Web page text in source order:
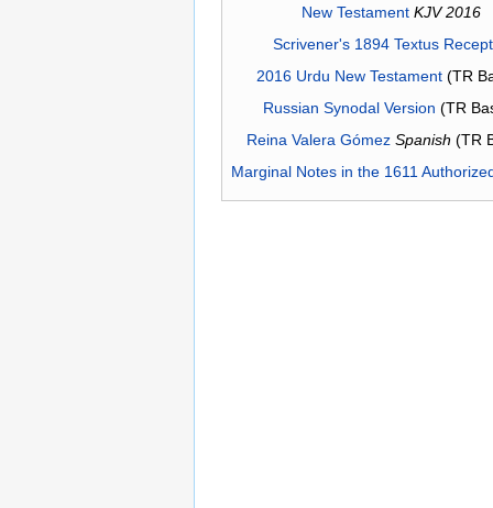
New Testament KJV 2016
Scrivener's 1894 Textus
2016 Urdu New Testament(TR
Russian Synodal Version (TR
Reina Valera Gómez Spanish (TR
Marginal Notes in the 1611